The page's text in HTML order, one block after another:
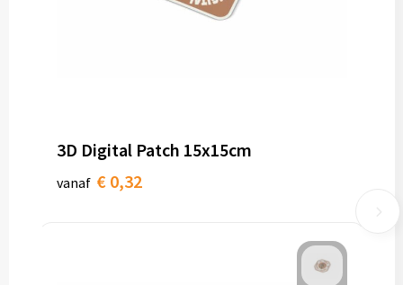
3D Digital Patch 15x15cm
vanaf € 0,32